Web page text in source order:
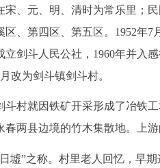
宋、元、明、清时为常乐里；
、第四区、第五区。1952年7
立剑斗人民公社，1960年并入
改为剑斗镇剑斗村。
斗村就因铁矿开采形成了冶铁
两县边境的竹木集散地。上
墟”之称。村里老人回忆，早